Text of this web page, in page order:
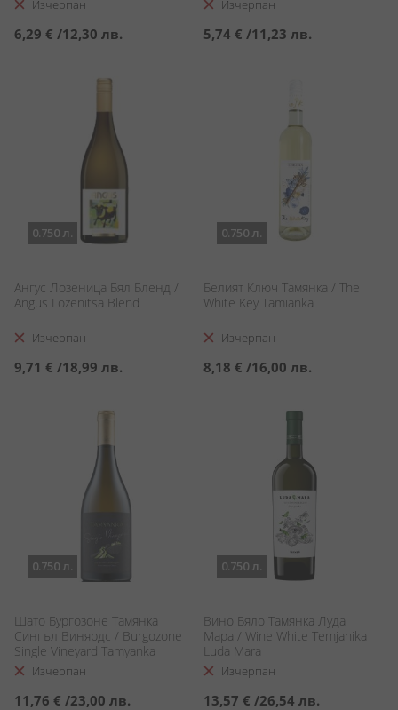
Изчерпан
6,29 € /12,30 лв.
Изчерпан
5,74 € /11,23 лв.
0.750 л.
Ангус Лозеница Бял Бленд /
Angus Lozenitsa Blend
Изчерпан
9,71 € /18,99 лв.
0.750 л.
Белият Ключ Тамянка / The
White Key Tamianka
Изчерпан
8,18 € /16,00 лв.
0.750 л.
Шато Бургозоне Тамянка
Сингъл Винярдс / Burgozone
Single Vineyard Tamyanka
Изчерпан
11,76 € /23,00 лв.
0.750 л.
Вино Бяло Тамянка Луда
Мара / Wine White Temjanika
Luda Mara
Изчерпан
13,57 € /26,54 лв.